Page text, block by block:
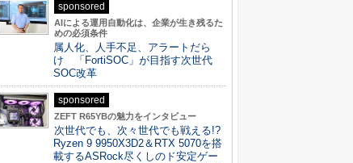
sponsored
AIによる運用自動化は、企業が生き残るた
めの必須条件
属人化、人手不足、アラートだら
け 「FortiSOC」が目指す次世代
SOC改革
sponsored
ZEFT R65YBの魅力をインタビュー
次世代でも、次々世代でも戦える!?
Ryzen 9 9950X3D2＆RTX 5070を搭
載するASRock尽くしのド安定ゲー